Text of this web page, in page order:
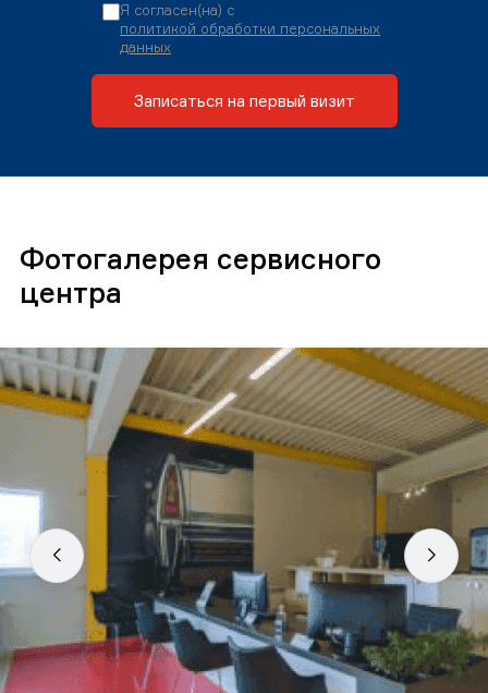
Я согласен(на) с
политикой обработки персональных
данных
Записаться на первый визит
Фотогалерея сервисного
центра